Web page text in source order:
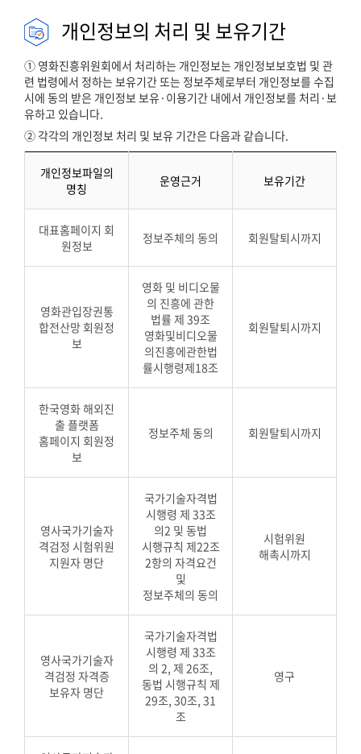
개인정보의 처리 및 보유기간
① 영화진흥위원회에서 처리하는 개인정보는 개인정보보호법 및 관
련 법령에서 정하는 보유기간 또는 정보주체로부터 개인정보를 수집
시에 동의 받은 개인정보 보유·이용기간 내에서 개인정보를 처리·보
유하고 있습니다.
② 각각의 개인정보 처리 및 보유 기간은 다음과 같습니다.
개인정보파일의
명칭
운영근거 보유기간
대표홈페이지 회
원정보
정보주체의 동의 회원탈퇴시까지
영화관입장권통
합전산망 회원정
보
영화 및 비디오물
의 진흥에 관한
법률 제 39조
영화및비디오물
의진흥에관한법
률시행령제18조
회원탈퇴시까지
한국영화 해외진
출 플랫폼
홈페이지 회원정
보
정보주체 동의 회원탈퇴시까지
영사국가기술자
격검정 시험위원
지원자 명단
국가기술자격법
시행령 제 33조
의2 및 동법
시행규칙 제22조
2항의 자격요건
및
정보주체의 동의
시험위원
해촉시까지
영사국가기술자
격검정 자격증
보유자 명단
국가기술자격법
시행령 제 33조
의 2, 제 26조,
동법 시행규칙 제
29조, 30조, 31
조
영구